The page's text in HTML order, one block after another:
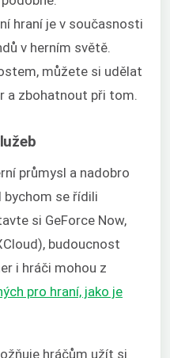
hraní je v současnosti
v herním světě.
můžete si udělat
a zbohatnout při tom.
průmysl a nadobro
bychom se řídili
si GeForce Now,
budoucnost
i hráči mohou z
pro hraní, jako je
hráčům užít si